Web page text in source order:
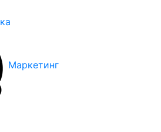
Маркетинг